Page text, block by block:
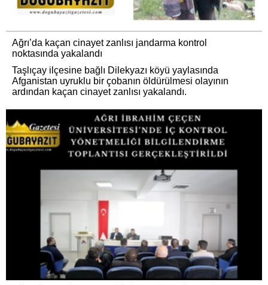
Ağrı’da kaçan cinayet zanlısı jandarma kontrol
noktasında yakalandı
Taşlıçay ilçesine bağlı Dilekyazı köyü yaylasında
Afganistan uyruklu bir çobanın öldürülmesi olayının
ardından kaçan cinayet zanlısı yakalandı.